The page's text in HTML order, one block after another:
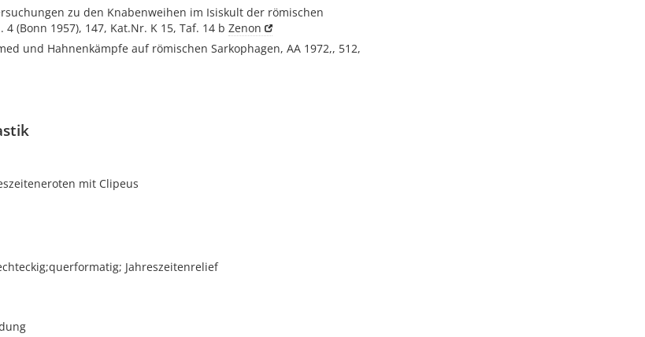
zu den Knabenweihen im Isiskult der römischen
(Bonn 1957), 147, Kat.Nr. K 15, Taf. 14 b Zenon
und Hahnenkämpfe auf römischen Sarkophagen, AA 1972,, 512,
mit Clipeus
Jahreszeitenrelief